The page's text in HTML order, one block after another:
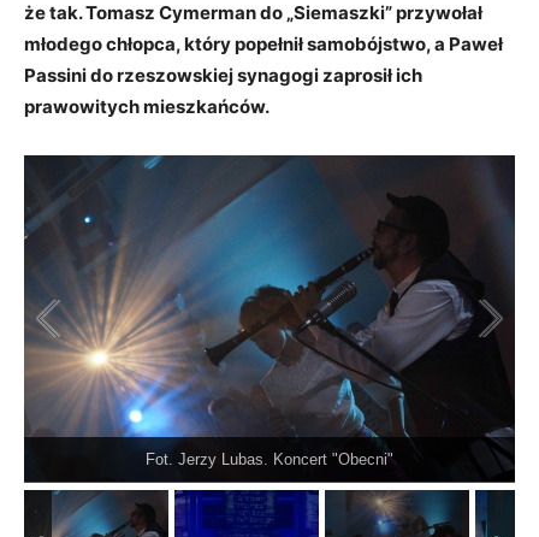
że tak. Tomasz Cymerman do „Siemaszki” przywołał
młodego chłopca, który popełnił samobójstwo, a Paweł
Passini do rzeszowskiej synagogi zaprosił ich
prawowitych mieszkańców.
Fot. Jerzy Lubas. Koncert "Obecni"